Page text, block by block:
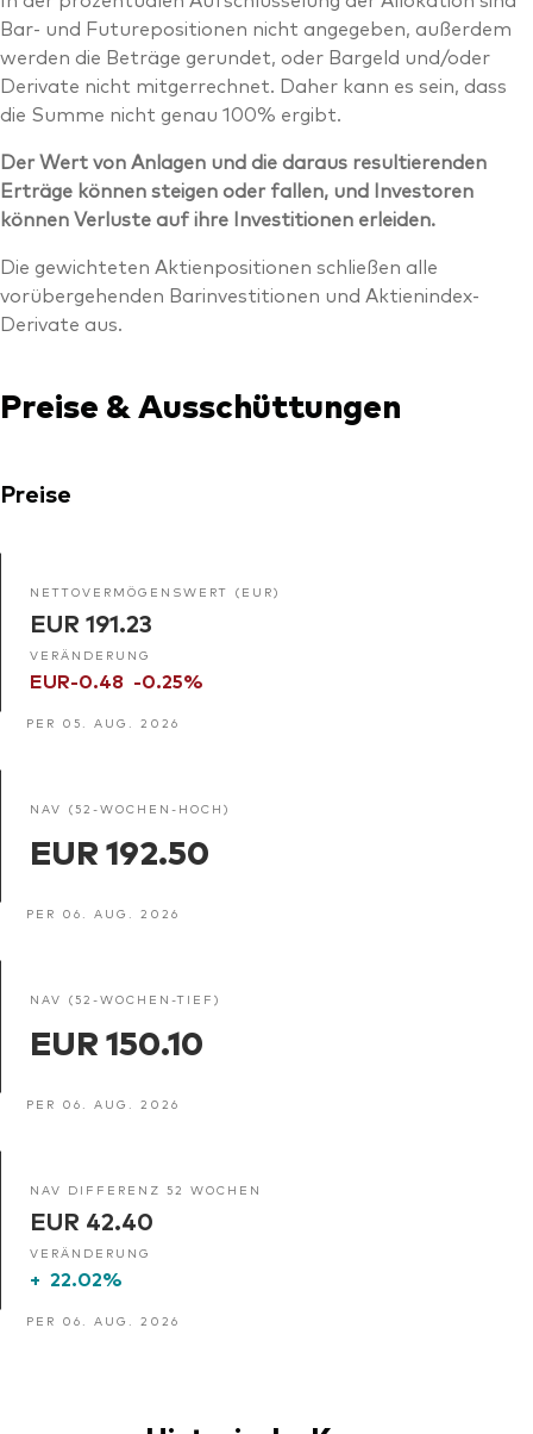
Bar- und Futurepositionen nicht angegeben, außerdem
werden die Beträge gerundet, oder Bargeld und/oder
Derivate nicht mitgerrechnet. Daher kann es sein, dass
die Summe nicht genau 100% ergibt.
Der Wert von Anlagen und die daraus resultierenden
Erträge können steigen oder fallen, und Investoren
können Verluste auf ihre Investitionen erleiden.
Die gewichteten Aktienpositionen schließen alle
vorübergehenden Barinvestitionen und Aktienindex-
Derivate aus.
Preise & Ausschüttungen
Preise
NETTOVERMÖGENSWERT (EUR)
EUR 191.23
VERÄNDERUNG
EUR-0.48 -0.25%
PER 05. AUG. 2026
NAV (52-WOCHEN-HOCH)
EUR 192.50
PER 06. AUG. 2026
NAV (52-WOCHEN-TIEF)
EUR 150.10
PER 06. AUG. 2026
NAV DIFFERENZ 52 WOCHEN
EUR 42.40
VERÄNDERUNG
+ 22.02%
PER 06. AUG. 2026